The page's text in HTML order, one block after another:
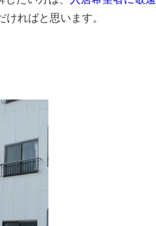
ればと思います。